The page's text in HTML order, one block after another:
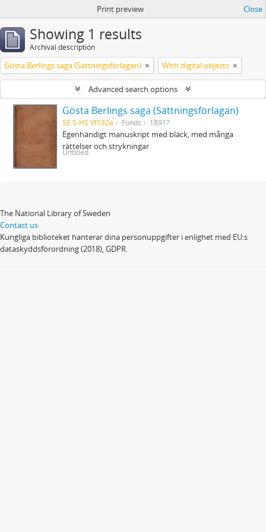
Print preview Close
Showing 1 results
Archival description
Gösta Berlings saga (Sättningsförlagan) With digital objects
Advanced search options
Gösta Berlings saga (Sättningsförlagan)
SE S-HS Vf132a Fonds 1891?
Egenhändigt manuskript med bläck, med många
rättelser och strykningar
Untitled
The National Library of Sweden
Contact us
Kungliga biblioteket hanterar dina personuppgifter i enlighet med EU:s
dataskyddsförordning (2018), GDPR.